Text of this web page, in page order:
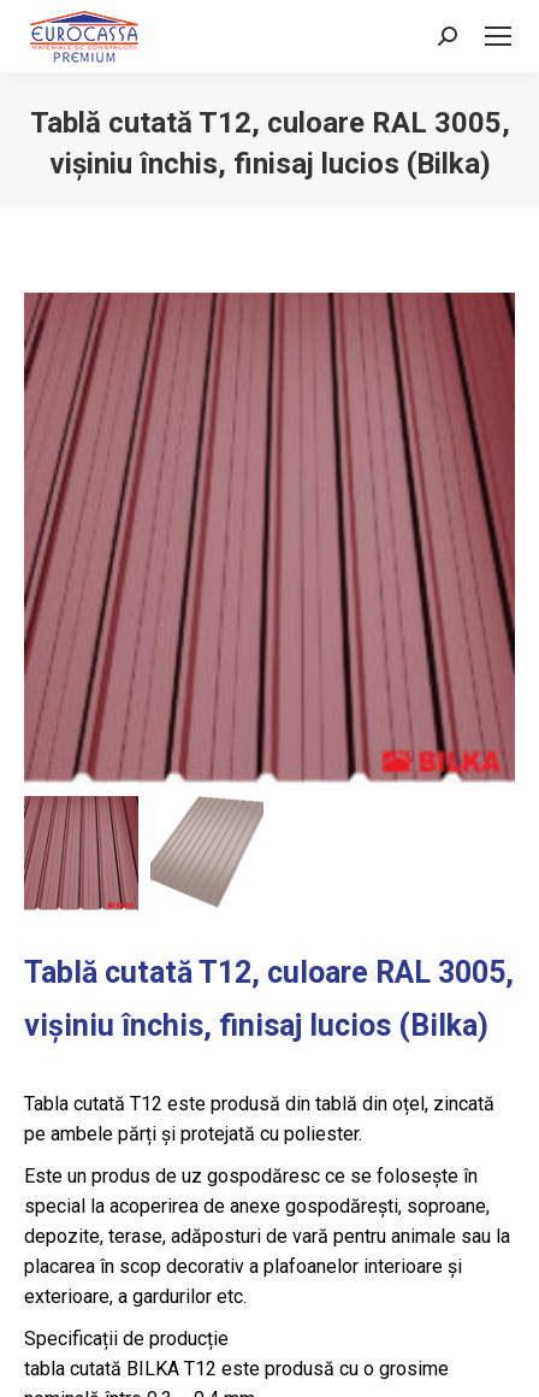
Search:
Tablă cutată T12, culoare RAL 3005,
vișiniu închis, finisaj lucios (Bilka)
Tablă cutată T12, culoare RAL 3005,
vișiniu închis, finisaj lucios (Bilka)
Tabla cutată T12 este produsă din tablă din oțel, zincată
pe ambele părți și protejată cu poliester.
Este un produs de uz gospodăresc ce se folosește în
special la acoperirea de anexe gospodărești, soproane,
depozite, terase, adăposturi de vară pentru animale sau la
placarea în scop decorativ a plafoanelor interioare şi
exterioare, a gardurilor etc.
Specificații de producție
tabla cutată BILKA T12 este produsă cu o grosime